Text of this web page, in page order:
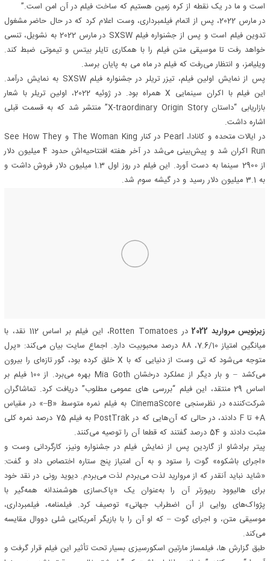
است و ما در یک نقطه از کره زمین هستیم که ساخت فیلم در آن امن است.”
در مارس 2022، پس از اتمام فیلمبرداری، وست اعلام کرد که در حال حاضر مشغول
تدوین فیلم است و پس از جشنواره فیلم SXSW در مارس 2022 به نشویل، تنسی
خواهد رفت تا موسیقی متن فیلم را با همکاری تایلر بیتس و تیموتی ضبط کند.
ویلیامز، و انتظار می‌رفت که فیلم در ماه می به پایان برسد.
پس از نمایش اولین فیلم، تیزر تریلر در جشنواره فیلم SXSW به نمایش درآمد.
این فیلم با اکران سینمایی X همراه بود. در ژوئیه 2022، اولین تریلر با شعار
بازاریابی “داستان X-traordinary Origin Story” منتشر شد که به قسمت قبلی
اشاره داشت.
در ایالات متحده و کانادا، Pearl در کنار The Woman King و See How They
Run اکران شد و پیش‌بینی می‌شد در آخر هفته افتتاحیه‌اش حدود 4 میلیون دلار
از 2900 سینما به دست آورد. این فیلم در روز اول 1.3 میلیون دلار فروش داشت و
به 3.1 میلیون دلار رسید و در گیشه سوم شد.
زیرنویس مروارید 2022
در Rotten Tomatoes، این فیلم بر اساس 112 نقد، با
میانگین امتیاز 7.6/10، 88 درصد محبوبیت دارد. اجماع سایت بیان می‌کند: «پرل
متوجه می‌شود که تی وست از دنیایی که با X خلق کرده بود، گور تازه‌ای را بیرون
می‌کشد – و بار دیگر از عملکرد درخشان Mia Goth بهره می‌برد. از 100 فیلم بر
اساس 29 منتقد، این فیلم “بررسی های عمومی مطلوب” دریافت کرد. تماشاگران
شرکت‌کننده در نظرسنجی CinemaScore به فیلم نمره متوسط ​​«B–» در مقیاس
A+ تا F دادند، در حالی که آن‌هایی که در PostTrak به فیلم 75 درصد نمره کلی
مثبت دادند و 54 درصد گفتند که قطعا آن را توصیه می‌کنند.
پیتر برادشاو از گاردین پس از نمایش فیلم در جشنواره ونیز، کارگردانی وست و
«اجرای باشکوه» گوت را ستود و به آن امتیاز پنج ستاره اختصاص داد و گفت:
«شاید نباید آنقدر که از مروارید لذت می‌بردم لذت می‌بردم. دیوید رونی در نقد خود
برای هالیوود ریپورتر آن را به‌عنوان یک «پاک‌سازی هوشمندانه همه‌گیر با
پژواک‌های روایی از آن اضطراب جهانی» توصیف کرد. فیلمنامه، فیلمبرداری،
موسیقی متن، و اجرای گوت – که او آن را با بازیگر آمریکایی شلی دووال مقایسه
می‌کند.
طبق گزارش ها، فیلمساز مارتین اسکورسیزی بسیار تحت تأثیر این فیلم قرار گرفت و